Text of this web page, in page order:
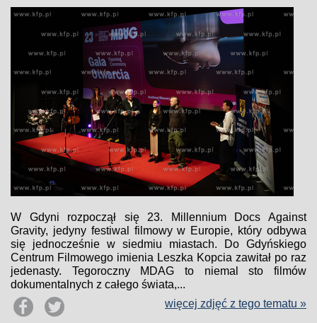
W Gdyni rozpoczął się 23. Millennium Docs Against
Gravity, jedyny festiwal filmowy w Europie, który odbywa
się jednocześnie w siedmiu miastach. Do Gdyńskiego
Centrum Filmowego imienia Leszka Kopcia zawitał po raz
jedenasty. Tegoroczny MDAG to niemal sto filmów
dokumentalnych z całego świata,...
więcej zdjęć z tego tematu »